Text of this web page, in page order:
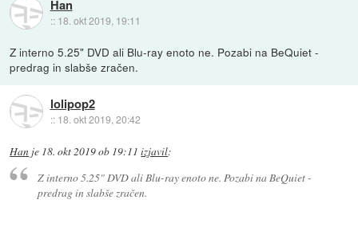
Han
:: 18. okt 2019, 19:11
Z interno 5.25" DVD ali Blu-ray enoto ne. Pozabi na BeQuiet -
predrag in slabše zračen.
lolipop2
:: 18. okt 2019, 20:42
Han je 18. okt 2019 ob 19:11 izjavil:
Z interno 5.25" DVD ali Blu-ray enoto ne. Pozabi na BeQuiet -
predrag in slabše zračen.